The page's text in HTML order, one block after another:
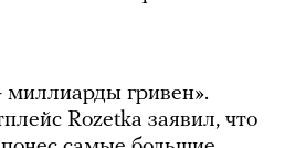
гривен».
Rozetka заявил, что